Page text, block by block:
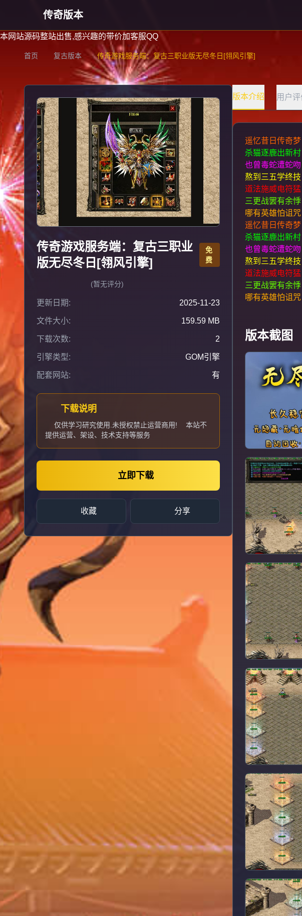
传奇版本
本网站源码整站出售,感兴趣的带价加客服QQ
首页 复古版本 传奇游戏服务端：复古三职业版无尽冬日[翎风引擎]
传奇游戏服务端：复古三职业
版无尽冬日[翎风引擎]
免
费
(暂无评分)
更新日期: 2025-11-23
文件大小: 159.59 MB
下载次数: 2
引擎类型: GOM引擎
配套网站: 有
下载说明
仅供学习研究使用.未授权禁止运营商用!
本站不
提供运营、架设、技术支持等服务
立即下载
收藏 分享
版本介绍 用户评
遥忆昔日传奇
杀猫逐鹿出新
也曾毒蛇遭蛇
熬到三五学终
道法施威电符
三更战罢有余
哪有英雄怕诅
遥忆昔日传奇
杀猫逐鹿出新
也曾毒蛇遭蛇
熬到三五学终
道法施威电符
三更战罢有余
哪有英雄怕诅
版本截图